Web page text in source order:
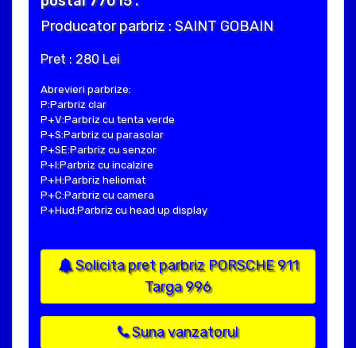
Producator parbriz : SAINT GOBAIN
Pret : 280 Lei
Abrevieri parbrize:
P:Parbriz clar
P+V:Parbriz cu tenta verde
P+S:Parbriz cu parasolar
P+SE:Parbriz cu senzor
P+I:Parbriz cu incalzire
P+H:Parbriz heliomat
P+C:Parbriz cu camera
P+Hud:Parbriz cu head up display
Solicita pret parbriz PORSCHE 911
Targa 996
Suna vanzatorul